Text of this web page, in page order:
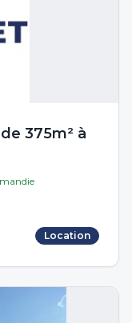
375m² à
Location